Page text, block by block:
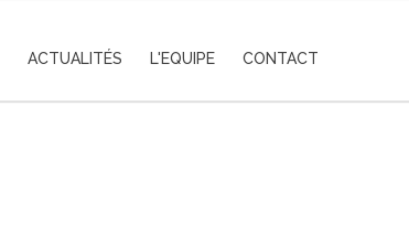
ACTUALITÉS L'EQUIPE CONTACT